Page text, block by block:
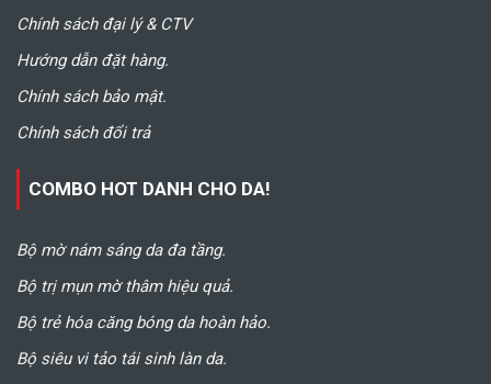
Chính sách đại lý & CTV
Hướng dẫn đặt hàng.
Chính sách bảo mật.
Chính sách đổi trả
COMBO HOT DANH CHO DA!
Bộ mờ nám sáng da đa tầng.
Bộ trị mụn mờ thâm hiệu quả.
Bộ trẻ hóa căng bóng da hoàn hảo.
Bộ siêu vi tảo tái sinh làn da.